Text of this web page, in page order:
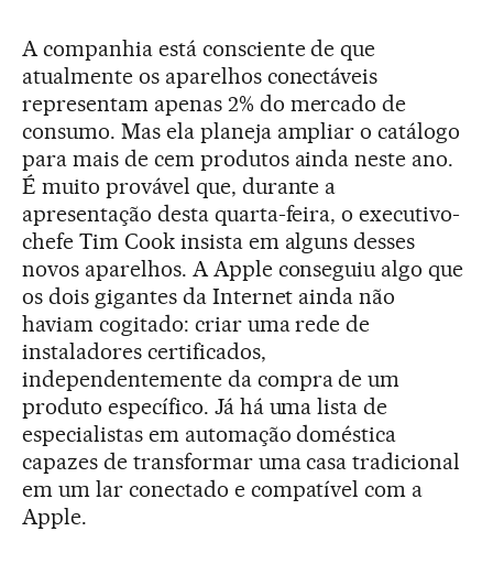
A companhia está consciente de que
atualmente os aparelhos conectáveis
representam apenas 2% do mercado de
consumo. Mas ela planeja ampliar o catálogo
para mais de cem produtos ainda neste ano.
É muito provável que, durante a
apresentação desta quarta-feira, o executivo-
chefe Tim Cook insista em alguns desses
novos aparelhos. A Apple conseguiu algo que
os dois gigantes da Internet ainda não
haviam cogitado: criar uma rede de
instaladores certificados,
independentemente da compra de um
produto específico. Já há uma lista de
especialistas em automação doméstica
capazes de transformar uma casa tradicional
em um lar conectado e compatível com a
Apple.